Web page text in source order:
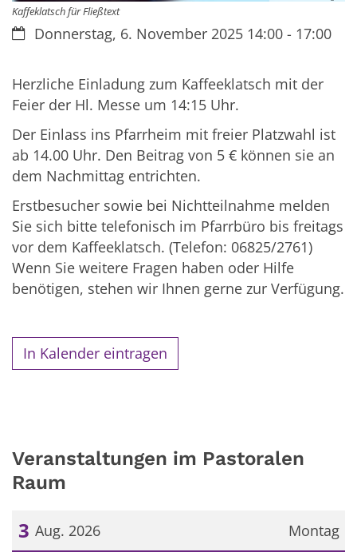
Kaffeklatsch für Fließtext
Datum:Donnerstag, 6. November 2025 14:00 - 17:00
Herzliche Einladung zum Kaffeeklatsch mit der
Feier der Hl. Messe um 14:15 Uhr.
Der Einlass ins Pfarrheim mit freier Platzwahl ist
ab 14.00 Uhr. Den Beitrag von 5 € können sie an
dem Nachmittag entrichten.
Erstbesucher sowie bei Nichtteilnahme melden
Sie sich bitte telefonisch im Pfarrbüro bis freitags
vor dem Kaffeeklatsch. (Telefon: 06825/2761)
Wenn Sie weitere Fragen haben oder Hilfe
benötigen, stehen wir Ihnen gerne zur Verfügung.
In Kalender eintragen
Veranstaltungen im Pastoralen
Raum
Montag
3 Aug. 2026